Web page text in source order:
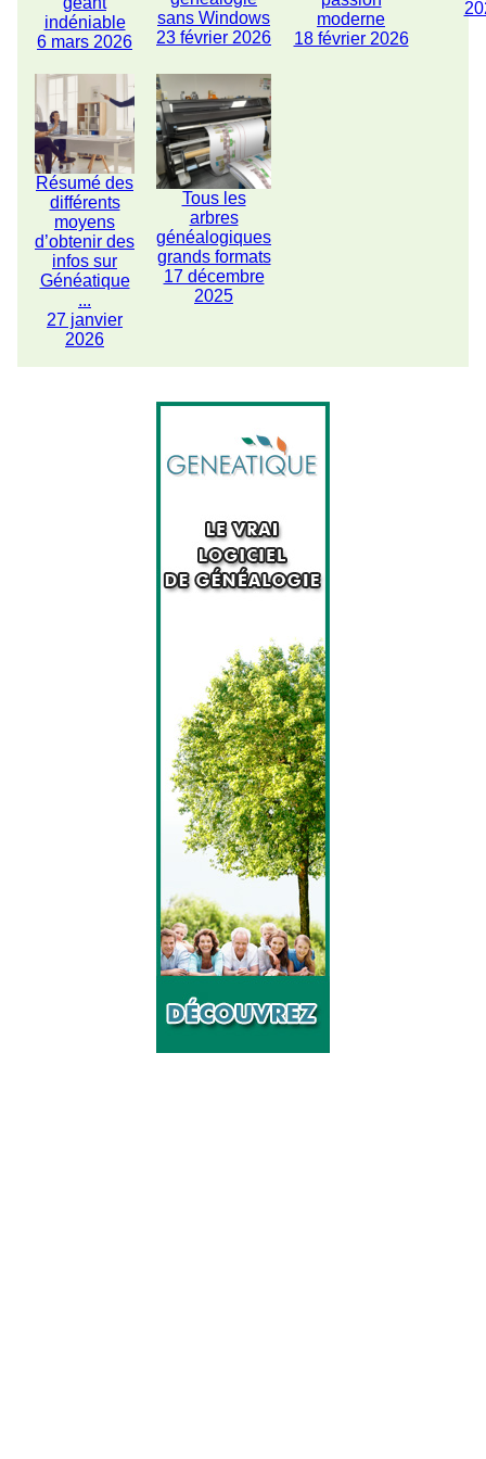
indéniable
6 mars 2026
sans Windows
23 février 2026
moderne
18 février 2026
Résumé des
différents
moyens
d’obtenir des
infos sur
Généatique
...
27 janvier
2026
Tous les
arbres
généalogiques
grands formats
17 décembre
2025